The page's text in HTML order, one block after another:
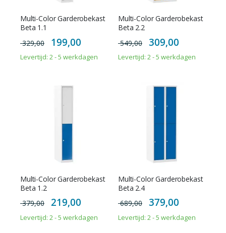
Multi-Color Garderobekast
Beta 1.1
329,00
Special
Price
199,00
Levertijd: 2 - 5 werkdagen
Multi-Color Garderobekast
Beta 2.2
549,00
Special
Price
309,00
Levertijd: 2 - 5 werkdagen
Multi-Color Garderobekast
Beta 1.2
379,00
Special
Price
219,00
Levertijd: 2 - 5 werkdagen
Multi-Color Garderobekast
Beta 2.4
689,00
Special
Price
379,00
Levertijd: 2 - 5 werkdagen